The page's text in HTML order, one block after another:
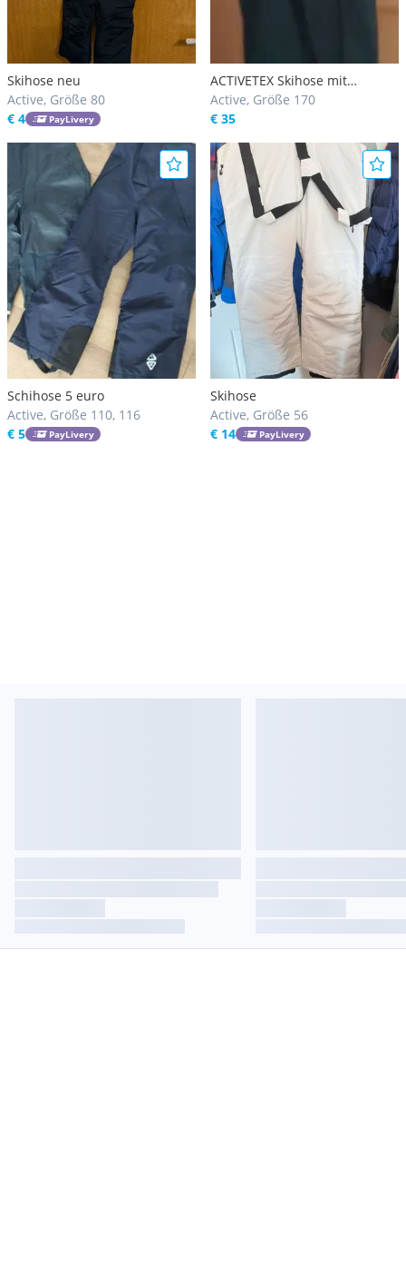
Skihose neu
Active, Größe 80
€ 4
PayLivery
ACTIVETEX Skihose mit
passender Vliesjacke
Active, Größe 170
€ 35
Schihose 5 euro
Active, Größe 110, 116
€ 5
PayLivery
Skihose
Active, Größe 56
€ 14
PayLivery